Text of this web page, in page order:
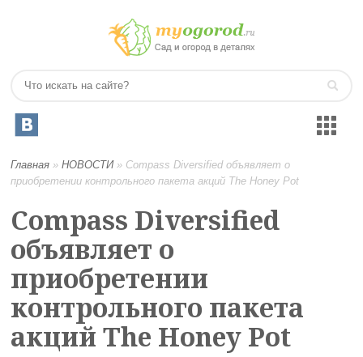
Главная »НОВОСТИ» Compass Diversified объявляет о
приобретении контрольного пакета акций The Honey Pot
Compass Diversified
объявляет о
приобретении
контрольного пакета
акций The Honey Pot